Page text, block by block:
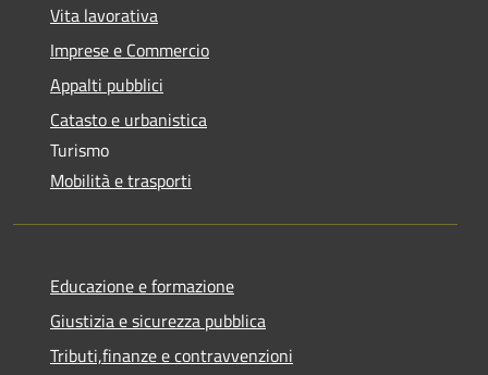
Vita lavorativa
Imprese e Commercio
Appalti pubblici
Catasto e urbanistica
Turismo
Mobilità e trasporti
Educazione e formazione
Giustizia e sicurezza pubblica
Tributi,finanze e contravvenzioni